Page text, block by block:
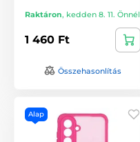
Raktáron, kedden 8. 11. Önnél
1 460 Ft
Összehasonlítás
Alap